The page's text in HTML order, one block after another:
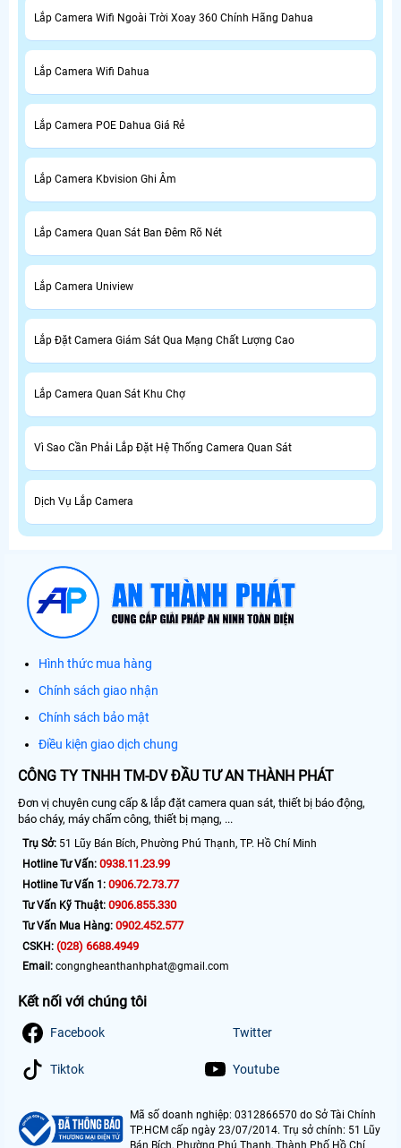
Lắp Camera Wifi Ngoài Trời Xoay 360 Chính Hãng Dahua
Lắp Camera Wifi Dahua
Lắp Camera POE Dahua Giá Rẻ
Lắp Camera Kbvision Ghi Âm
Lắp Camera Quan Sát Ban Đêm Rõ Nét
Lắp Camera Uniview
Lắp Đặt Camera Giám Sát Qua Mạng Chất Lượng Cao
Lắp Camera Quan Sát Khu Chợ
Vì Sao Cần Phải Lắp Đặt Hệ Thống Camera Quan Sát
Dịch Vụ Lắp Camera
Hình thức mua hàng
Chính sách giao nhận
Chính sách bảo mật
Điều kiện giao dịch chung
CÔNG TY TNHH TM-DV ĐẦU TƯ AN THÀNH PHÁT
Đơn vị chuyên cung cấp & lắp đặt camera quan sát, thiết bị báo động,
báo cháy, máy chấm công, thiết bị mạng, ...
Trụ Sở: 51 Lũy Bán Bích, Phường Phú Thạnh, TP. Hồ Chí Minh
Hotline Tư Vấn: 0938.11.23.99
Hotline Tư Vấn 1: 0906.72.73.77
Tư Vấn Kỹ Thuật: 0906.855.330
Tư Vấn Mua Hàng: 0902.452.577
CSKH: (028) 6688.4949
Email: congngheanthanhphat@gmail.com
Kết nối với chúng tôi
Facebook Twitter
Tiktok Youtube
Mã số doanh nghiệp: 0312866570 do Sở Tài Chính
TP.HCM cấp ngày 23/07/2014. Trụ sở chính: 51 Lũy
Bán Bích, Phường Phú Thạnh, Thành Phố Hồ Chí